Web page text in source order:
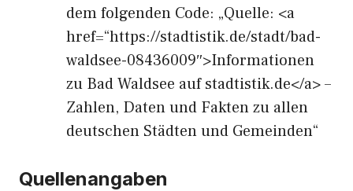
dem folgenden Code: „Quelle: <a
href=“https://stadtistik.de/stadt/bad-
waldsee-08436009″>Informationen
zu Bad Waldsee auf stadtistik.de</a> –
Zahlen, Daten und Fakten zu allen
deutschen Städten und Gemeinden“
Quellenangaben